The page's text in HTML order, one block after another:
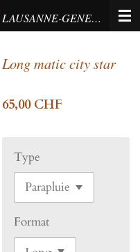
LAUSANNE-GENEVA-BERNE
Long matic city star
65,00 CHF
Type
Format